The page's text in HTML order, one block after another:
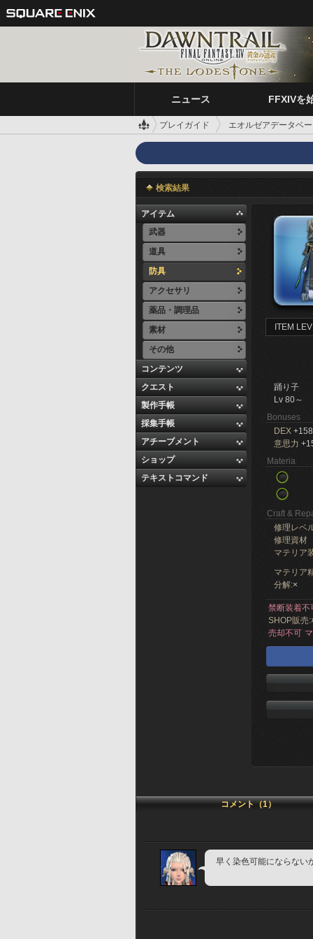
ニュース FFXIVを
プレイガイド エオルゼアデータベ
検索結果
アイテム
武器
道具
防具
アクセサリ
薬品・調理品
素材
その他
コンテンツ
クエスト
製作手帳
採集手帳
アチーブメント
ショップ
テキストコマンド
ITEM
踊り子
Lv 80～
Bonuses
DEX +158
意思力
Materia
Craft &
修理レベ
修理資材
マテリア
マテリア
分解:×
禁断装着不
SHOP販売:
売却不可
コメント（1）
早く染色可能にならない